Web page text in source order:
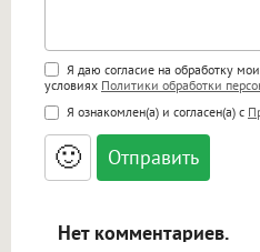
Поддержка HTML
<b>, <strong>, <u>, <i>,
<small>, <sup>, <sub>,
<blockquote>, <code>
адреса URL
ссылками, и
Я даю согласие на обработку
условиях Политики обработки
Я ознакомлен(а) и согласен(а) с
🙂
Нет комментариев.